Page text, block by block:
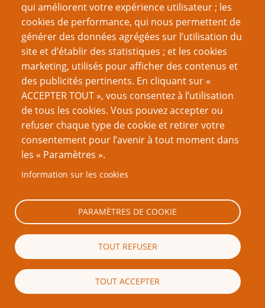
J’ai une recette simple pour les PNJ instantanés : je
prends un attribut typique de la fonction du personnage
et je l’amplifie, puis je lui adjoins un second attribut
typique et je l’inverse. L’idée est que l’amplification du
premier a permis au personnage de réussir dans sa
carrière (ou dans son rôle dans l’intrigue), en dépit de
l’adversité.
Voici des exemples de cette approche :
Un magicien ayant une connaissance aiguë de la
théorie occulte se saoule tous les jours pour oublier
Un combattant naturellement doué et compétent
dont l’ego le conduit à la frime et à d’autres
démonstrations flamboyantes au détriment de ses
succès martiaux
Un larron dont les talents ne sont surpassés que par
son incapacité à contenir ses fanfaronnades et sa
qui améliorent votre expérience utilisateur ; les
cookies de performance, qui nous permettent de
générer des données agrégées sur l’utilisation du
site et d’établir des statistiques ; et les cookies
marketing, utilisés pour afficher des contenus et
des publicités pertinents. En cliquant sur «
ACCEPTER TOUT », vous consentez à l’utilisation
de tous les cookies. Vous pouvez accepter ou
refuser chaque type de cookie et retirer votre
consentement pour l’avenir à tout moment dans
les « Paramètres ».
Information sur les cookies
PARAMÈTRES DE COOKIE
TOUT REFUSER
TOUT ACCEPTER